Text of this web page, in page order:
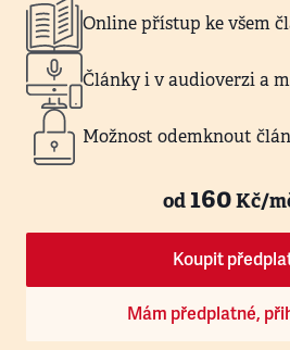
Online přístup ke všem
Články i v audioverzi a
Možnost odemknout
od160Kč/
Koupit
Mám předplatné,